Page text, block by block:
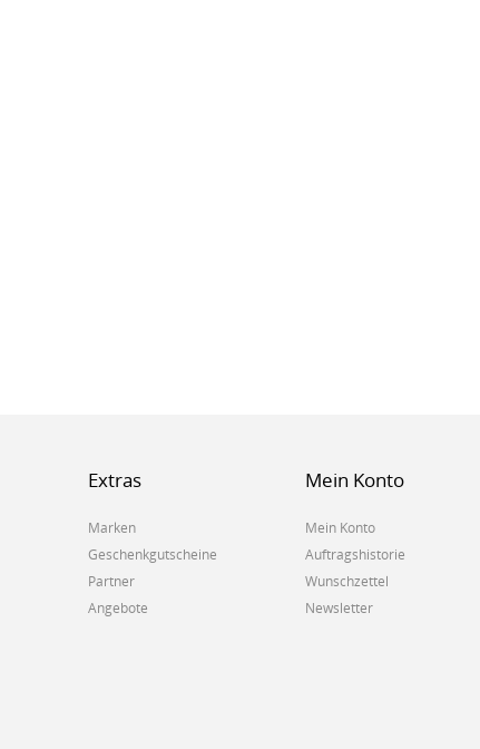
Extras
Marken
Geschenkgutscheine
Partner
Angebote
Mein Konto
Mein Konto
Auftragshistorie
Wunschzettel
Newsletter